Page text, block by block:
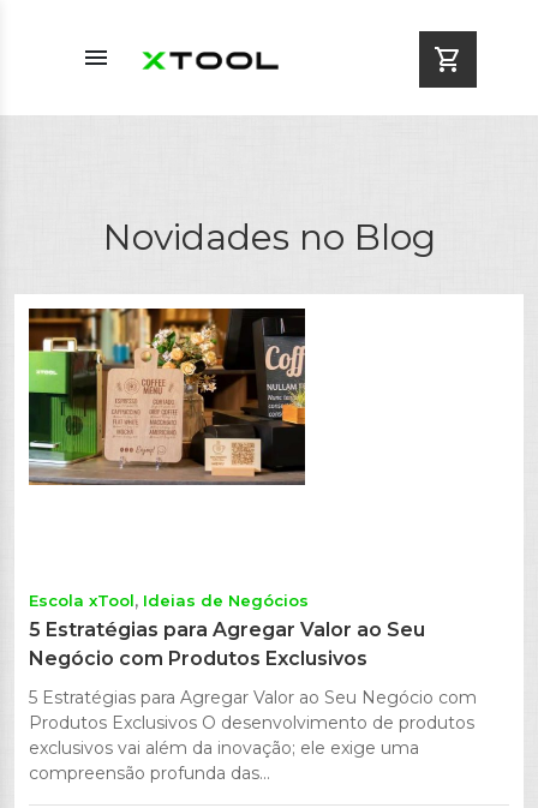
menu shopping_cart
Novidades no Blog
Escola xTool Ideias de Negócios
5 Estratégias para Agregar Valor ao Seu
Negócio com Produtos Exclusivos
5 Estratégias para Agregar Valor ao Seu Negócio com
Produtos Exclusivos O desenvolvimento de produtos
exclusivos vai além da inovação; ele exige uma
compreensão profunda das...